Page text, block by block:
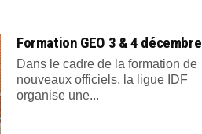
Formation GEO 3 & 4 décembre
Dans le cadre de la formation de
nouveaux officiels, la ligue IDF
organise une...